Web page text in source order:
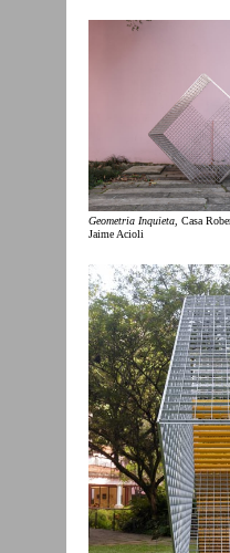
Geometria Inquieta, Casa
Jaime Acioli